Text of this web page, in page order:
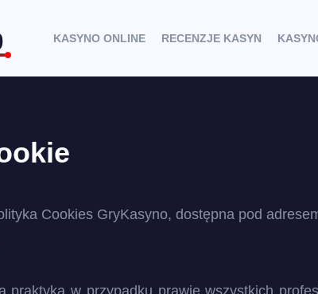
KASYNO ONLINE RECENZJE KASYN
Cookies GryKasyno, dostępna pod
praktyką w przypadku prawie wszystkich